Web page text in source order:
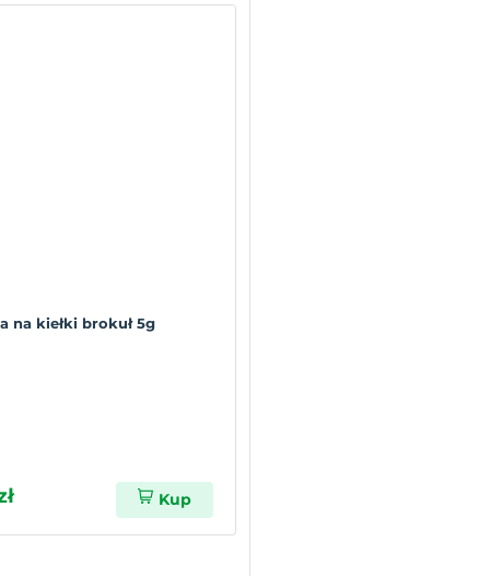
na kiełki brokuł 5g
Kup